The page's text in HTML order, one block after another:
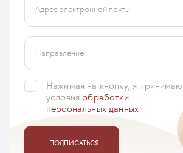
Адрес электронной почты
Направление
Нажимая на кнопку, я принимаю
условияобработки
персональных данных
ПОДПИСАТЬСЯ